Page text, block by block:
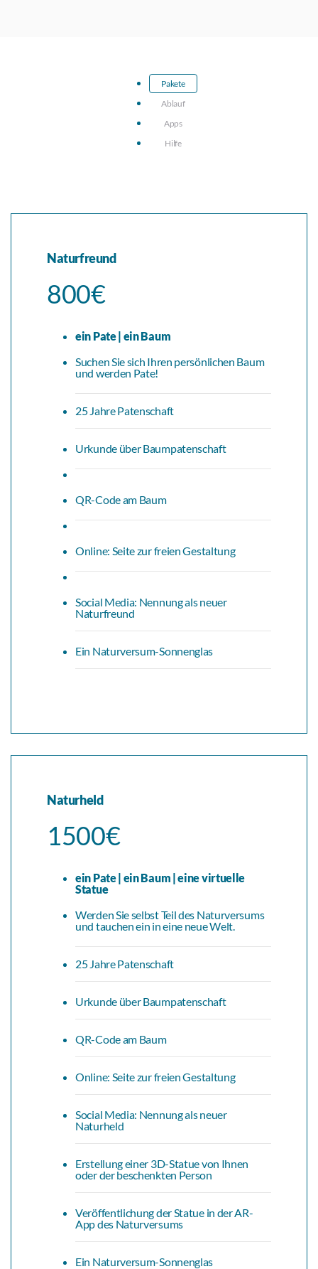
Pakete
Ablauf
Apps
Hilfe
Naturfreund
800€
ein Pate | ein Baum
Suchen Sie sich Ihren persönlichen Baum
und werden Pate!
25 Jahre Patenschaft
Urkunde über Baumpatenschaft
QR-Code am Baum
Online: Seite zur freien Gestaltung
Social Media: Nennung als neuer
Naturfreund
Ein Naturversum-Sonnenglas
Naturheld
1500€
ein Pate | ein Baum | eine virtuelle
Statue
Werden Sie selbst Teil des Naturversums
und tauchen ein in eine neue Welt.
25 Jahre Patenschaft
Urkunde über Baumpatenschaft
QR-Code am Baum
Online: Seite zur freien Gestaltung
Social Media: Nennung als neuer
Naturheld
Erstellung einer 3D-Statue von Ihnen
oder der beschenkten Person
Veröffentlichung der Statue in der AR-
App des Naturversums
Ein Naturversum-Sonnenglas